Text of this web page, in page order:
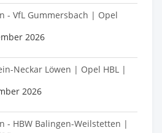
- VfL Gummersbach | Opel
2026
Neckar Löwen | Opel HBL |
2026
- HBW Balingen-Weilstetten |